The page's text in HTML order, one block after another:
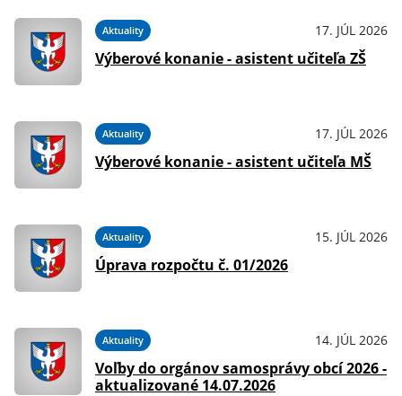
Aktuality 17. JÚL 2026
Výberové konanie - asistent učiteľa ZŠ
Aktuality 17. JÚL 2026
Výberové konanie - asistent učiteľa MŠ
Aktuality 15. JÚL 2026
Úprava rozpočtu č. 01/2026
Aktuality 14. JÚL 2026
Voľby do orgánov samosprávy obcí 2026 -
aktualizované 14.07.2026